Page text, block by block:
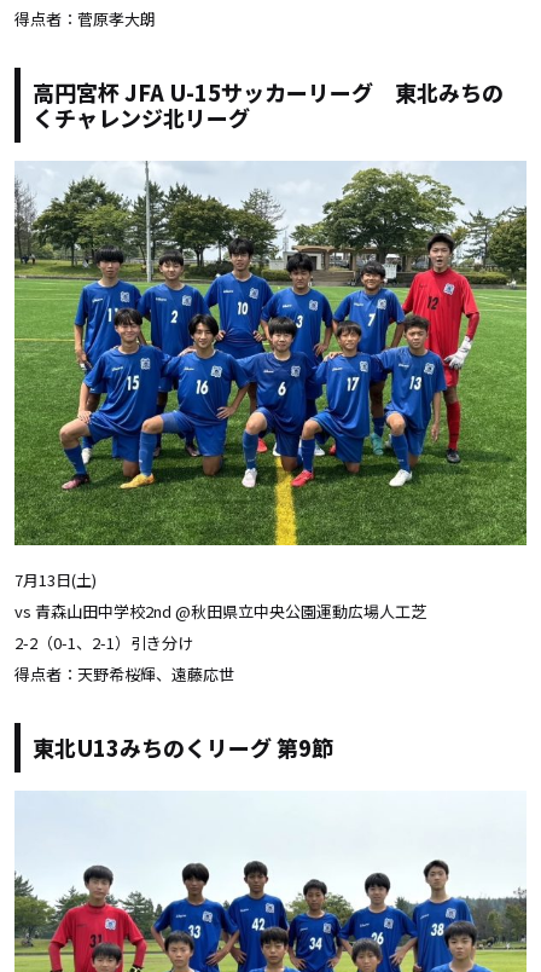
得点者：菅原孝大朗
高円宮杯 JFA U-15サッカーリーグ 東北みちの
くチャレンジ北リーグ
7月13日(土)
vs 青森山田中学校2nd @秋田県立中央公園運動広場人工芝
2-2（0-1、2-1）引き分け
得点者：天野希桜輝、遠藤応世
東北U13みちのくリーグ 第9節